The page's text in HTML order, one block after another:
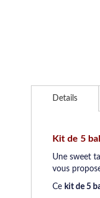
to
gallery
Details
Kit de 5
Une sweet
vous
Ce kit de 5